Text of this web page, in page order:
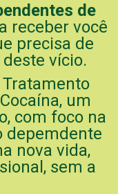
de
receber você
precisa de
vício.
um
com foco na
depemdente
nova vida,
sem a